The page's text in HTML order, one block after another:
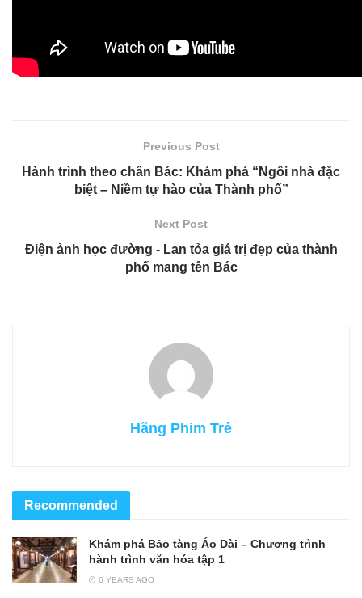
Previous Post
Hành trình theo chân Bác: Khám phá “Ngôi nhà đặc
biệt – Niềm tự hào của Thành phố”
Next Post
Điện ảnh học đường - Lan tỏa giá trị đẹp của thành
phố mang tên Bác
Hãng Phim Trẻ
Recommended
Khám phá Bảo tàng Áo Dài – Chương trình
hành trình văn hóa tập 1
6 YEARS AGO